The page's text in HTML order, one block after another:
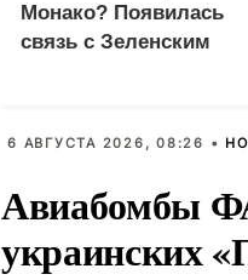
Монако? Появилась
связь с Зеленским
6 АВГУСТА 2026, 08:26 •
Авиабомбы
украинских